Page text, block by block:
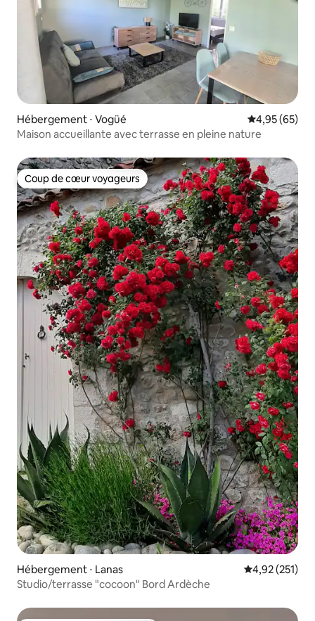
Hébergement ⋅ Vogüé Évaluation
4,95 (65)
Maison accueillante avec terrasse en pleine nature
Coup de cœur voyageurs
Coup de cœur voyageurs
Hébergement ⋅ Lanas Évaluation
4,92 (251)
Studio/terrasse "cocoon" Bord Ardèche